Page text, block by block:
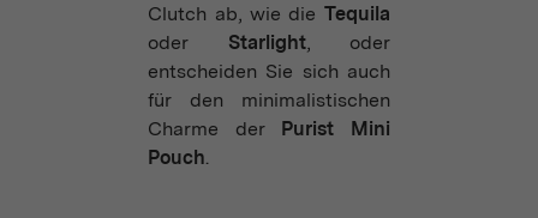
Clutch ab, wie die Tequila
oder Starlight, oder
entscheiden Sie sich auch
für den minimalistischen
Charme der Purist Mini
Pouch